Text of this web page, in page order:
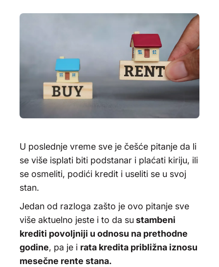
U poslednje vreme sve je češće pitanje da li
se više isplati biti podstanar i plaćati kiriju, ili
se osmeliti, podići kredit i useliti se u svoj
stan.
Jedan od razloga zašto je ovo pitanje sve
više aktuelno jeste i to da sustambeni
krediti povoljniji u odnosu na prethodne
godine, pa je i rata kredita približna iznosu
mesečne rente stana.